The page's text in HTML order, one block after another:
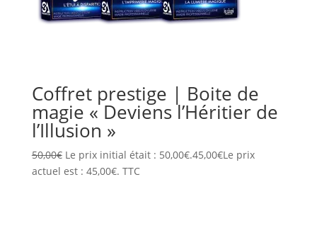
Coffret prestige | Boite de
magie « Deviens l’Héritier de
l’Illusion »
50,00€ Le prix initial était : 50,00€.45,00€Le prix
actuel est : 45,00€. TTC